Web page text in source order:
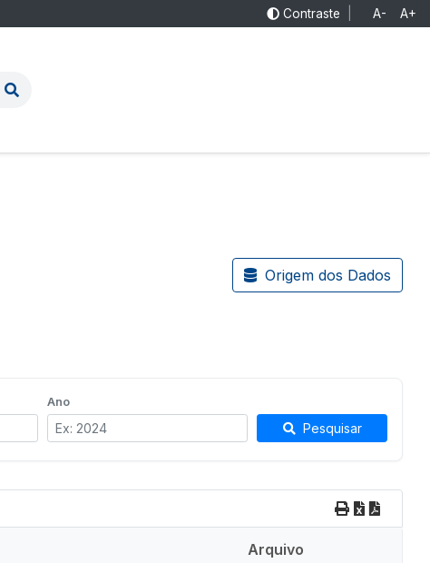
Contraste A- A+
Origem dos Dados
Ano
Pesquisar
Arquivo